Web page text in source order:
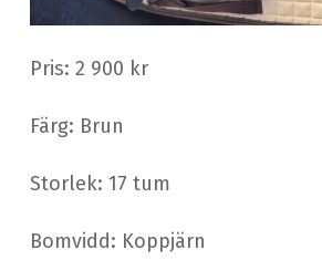
Pris: 2 900 kr
Färg: Brun
Storlek: 17 tum
Bomvidd: Koppjärn